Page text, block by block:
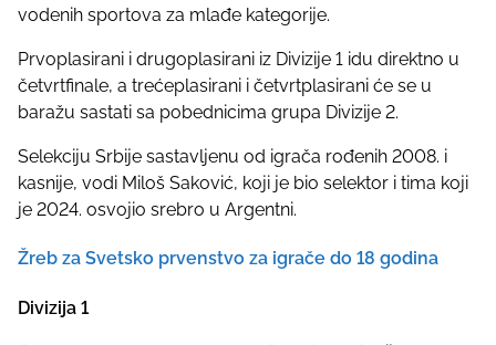
vodenih sportova za mlađe kategorije.
Prvoplasirani i drugoplasirani iz Divizije 1 idu direktno u
četvrtfinale, a trećeplasirani i četvrtplasirani će se u
baražu sastati sa pobednicima grupa Divizije 2.
Selekciju Srbije sastavljenu od igrača rođenih 2008. i
kasnije, vodi Miloš Saković, koji je bio selektor i tima koji
je 2024. osvojio srebro u Argentni.
Žreb za Svetsko prvenstvo za igrače do 18 godina
Divizija 1